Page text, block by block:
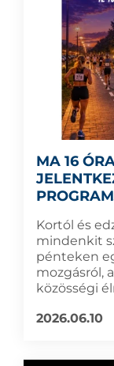
MA 16
Kortól és
mindenkit
pénteken
mozgásról,
közösségi
2026.06.10